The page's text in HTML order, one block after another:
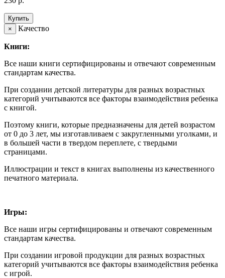
Купить
×
Качество
Книги:
Все наши книги сертифицированы и отвечают современным
стандартам качества.
При создании детской литературы для разных возрастных
категорий учитываются все факторы взаимодействия ребенка
с книгой.
Поэтому книги, которые предназначены для детей возрастом
от 0 до 3 лет, мы изготавливаем с закругленными уголками, и
в большей части в твердом переплете, с твердыми
страницами.
Иллюстрации и текст в книгах выполнены из качественного
печатного материала.
Игры:
Все наши игры сертифицированы и отвечают современным
стандартам качества.
При создании игровой продукции для разных возрастных
категорий учитываются все факторы взаимодействия ребенка
с игрой.